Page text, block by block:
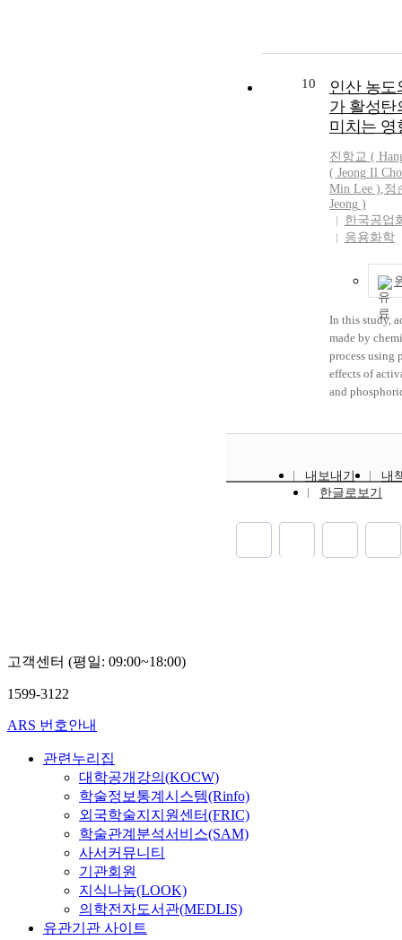
10
인산 농도
가 활성탄
미치는 영
진항교 (
( Jeong Il
Min Lee ),정
Jeong )
한국공업
응용화학
In this study,
made by
process using
effects of
and
concentration
the activation
and external
내보내기
내
한글로보기
고객센터 (평일: 09:00~18:00)
1599-3122
ARS 번호안내
관련누리집
대학공개강의(KOCW)
학술정보통계시스템(Rinfo)
외국학술지지원센터(FRIC)
학술관계분석서비스(SAM)
사서커뮤니티
기관회원
지식나눔(LOOK)
의학전자도서관(MEDLIS)
유관기관 사이트